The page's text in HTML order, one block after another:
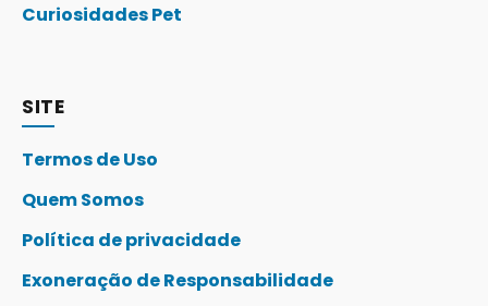
Curiosidades Pet
SITE
Termos de Uso
Quem Somos
Política de privacidade
Exoneração de Responsabilidade